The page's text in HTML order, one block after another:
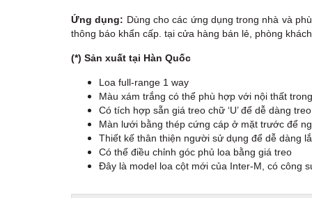
Ứng dụng: Dùng cho các ứng dụng trong nhà và
thông báo khẩn cấp. tại cửa hàng bán lẻ, phòng
(*) Sản xuất tại Hàn Quốc
Loa full-range 1 way
Màu xám trắng có thể phù hợp với nội thất
Có tích hợp sẵn giá treo chữ ‘U’ để dễ dàng
Màn lưới bằng thép cứng cáp ở mặt trước để
Thiết kế thân thiện người sử dụng để dễ dàng
Có thể điều chỉnh góc phủ loa bằng giá treo
Đây là model loa cột mới của Inter-M, có công